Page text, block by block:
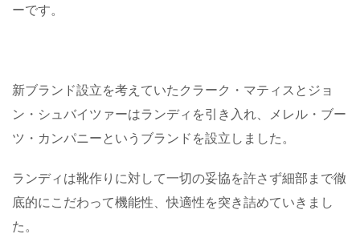
ーです。
新ブランド設立を考えていたクラーク・マティスとジョ
ン・シュバイツァーはランディを引き入れ、メレル・ブー
ツ・カンパニーというブランドを設立しました。
ランディは靴作りに対して一切の妥協を許さず細部まで徹
底的にこだわって機能性、快適性を突き詰めていきまし
た。